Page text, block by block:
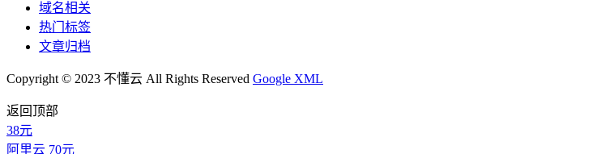
域名相关
热门标签
文章归档
Copyright © 2023 不懂云 All Rights Reserved Google XML
返回顶部
38元
阿里云 70元